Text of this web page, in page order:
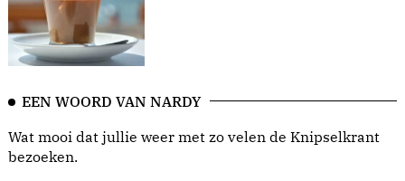
EEN WOORD VAN NARDY
Wat mooi dat jullie weer met zo velen de Knipselkrant
bezoeken.